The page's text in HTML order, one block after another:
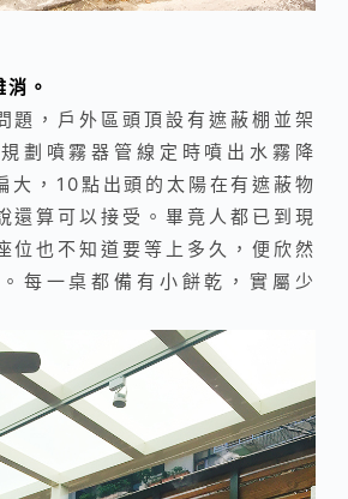
。
題，戶外區頭頂設有遮蔽棚並架
劃噴霧器管線定時噴出水霧降
大，10點出頭的太陽在有遮蔽物
還算可以接受。畢竟人都已到現
位也不知道要等上多久，便欣然
每一桌都備有小餅乾，實屬少